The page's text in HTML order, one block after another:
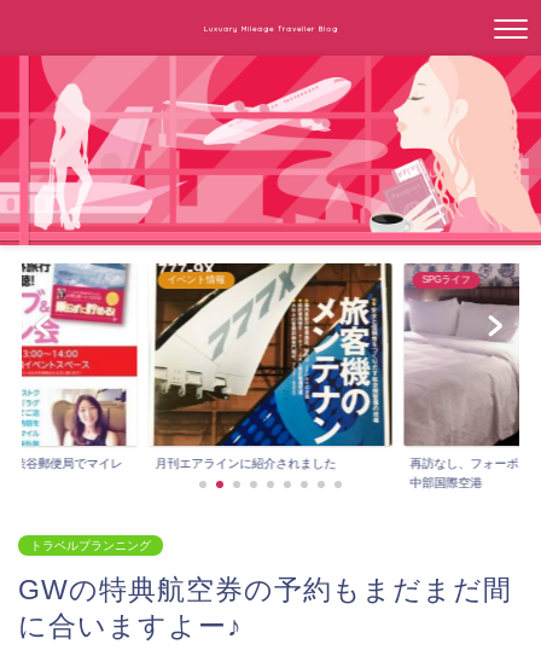
Luxuary Mileage Traveller Blog
介されました
SPGライフ
再訪なし、フォーポイントバイシェラトン
中部国際空港
SPGライフ
２年目のSPG無料宿泊
トラベルプランニング
GWの特典航空券の予約もまだまだ間
に合いますよー♪